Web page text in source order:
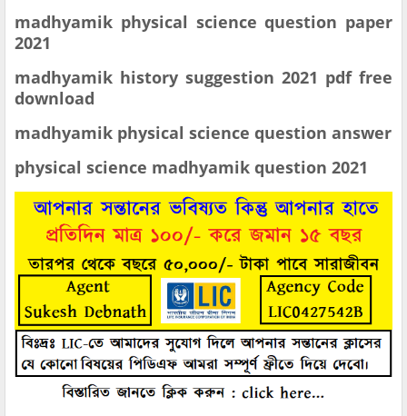
madhyamik physical science question paper
2021
madhyamik history suggestion 2021 pdf free
download
madhyamik physical science question answer
physical science madhyamik question 2021